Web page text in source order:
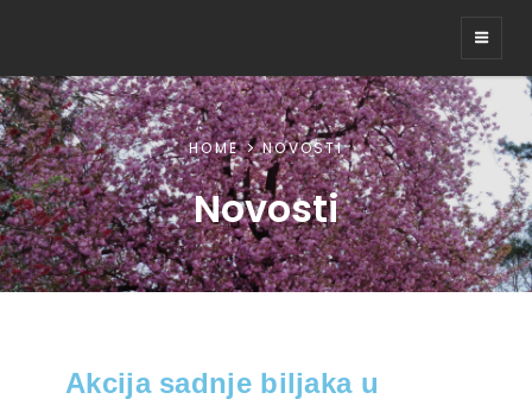
HOME NOVOSTI
Novosti
Akcija sadnje biljaka u